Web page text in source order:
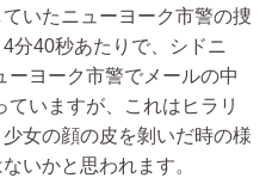
いたニューヨーク市警の捜
分40秒あたりで、シドニ
ーヨーク市警でメールの中
いますが、これはヒラリ
女の顔の皮を剝いだ時の様
いかと思われます。